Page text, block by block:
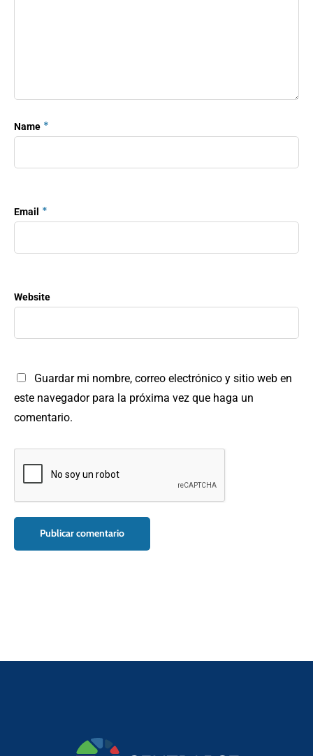
Name *
Email *
Website
Guardar mi nombre, correo electrónico y sitio web en
este navegador para la próxima vez que haga un
comentario.